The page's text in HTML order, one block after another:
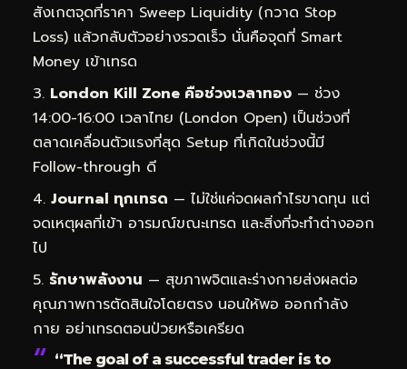
สังเกตจุดที่ราคา Sweep Liquidity (กวาด Stop
Loss) แล้วกลับตัวอย่างรวดเร็ว นั่นคือจุดที่ Smart
Money เข้าเทรด
London Kill Zone คือช่วงเวลาทอง — ช่วง
14:00-16:00 เวลาไทย (London Open) เป็นช่วงที่
ตลาดเคลื่อนตัวแรงที่สุด Setup ที่เกิดในช่วงนี้มี
Follow-through ดี
Journal ทุกเทรด — ไม่ใช่แค่จดผลกำไรขาดทุน แต่
จดเหตุผลที่เข้า อารมณ์ขณะเทรด และสิ่งที่จะทำต่างออก
ไป
รักษาพลังงาน — สุขภาพจิตและร่างกายส่งผลต่อ
คุณภาพการตัดสินใจโดยตรง นอนให้พอ ออกกำลัง
กาย อย่าเทรดตอนป่วยหรือเครียด
“The goal of a successful trader is to